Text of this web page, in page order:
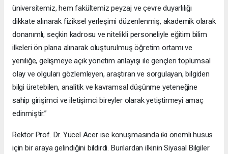
üniversitemiz, hem fakültemiz peyzaj ve çevre duyarlılığı
dikkate alınarak fiziksel yerleşimi düzenlenmiş, akademik olarak
donanımlı, seçkin kadrosu ve nitelikli personeliyle eğitim bilim
ilkeleri ön plana alınarak oluşturulmuş öğretim ortamı ve
yeniliğe, gelişmeye açık yönetim anlayışı ile gençleri toplumsal
olay ve olguları gözlemleyen, araştıran ve sorgulayan, bilgiden
bilgi üretebilen, analitik ve kavramsal düşünme yeteneğine
sahip girişimci ve iletişimci bireyler olarak yetiştirmeyi amaç
edinmiştir.”
Rektör Prof. Dr. Yücel Acer ise konuşmasında iki önemli husus
için bir araya gelindiğini bildirdi. Bunlardan ilkinin Siyasal Bilgiler